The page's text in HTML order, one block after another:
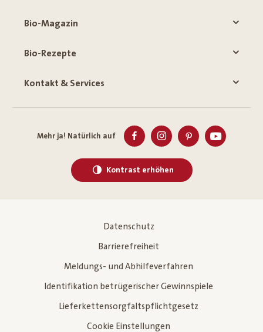
Bio-Magazin
Bio-Rezepte
Kontakt & Services
Mehr ja! Natürlich auf
Kontrast erhöhen
Datenschutz
Barrierefreiheit
Meldungs- und Abhilfeverfahren
Identifikation betrügerischer Gewinnspiele
Lieferkettensorgfaltspflichtgesetz
Cookie Einstellungen